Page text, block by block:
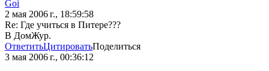
Goi
2 мая 2006 г., 18:59:58
Re: Где учиться в Питере???
В ДомЖур.
ОтветитьЦитироватьПоделиться
3 мая 2006 г., 00:36:12